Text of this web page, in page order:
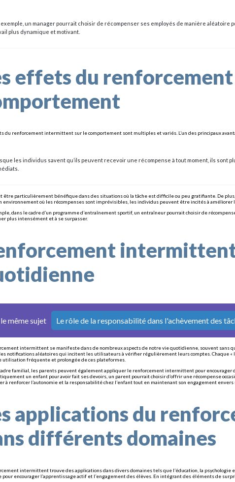
exemple, un manager pourrait choisir de récompenser ses employés de manière
plus dynamique et motivant.
effets du
du renforcement intermittent sur le comportement sont multiples et variés. L’un des principaux
les individus savent qu’ils peuvent recevoir une récompense à tout moment, ils sont
être particulièrement bénéfique dans des situations où la tâche est difficile ou peu gratifiante. De
environnement où les récompenses sont imprévisibles, les individus peuvent être incités à améliorer
dans le cadre d’un programme d’entraînement sportif, un entraîneur pourrait choisir de
plus intensément et à se surpasser.
même sujet Le rôle de la responsabilité dans l'achèvement des
intermittent se manifeste dans de nombreux aspects de notre vie quotidienne, souvent sans
notifications aléatoires qui incitent les utilisateurs à vérifier régulièrement leurs comptes. Chaque
utilisation fréquente et prolongée de ces plateformes.
familial, les parents peuvent également appliquer le renforcement intermittent pour
un enfant pour avoir fait ses devoirs, un parent pourrait choisir d’offrir une récompense
à renforcer l’autonomie et la responsabilité chez l’enfant tout en maintenant son engagement envers
applications du
différents domaines
intermittent trouve des applications dans divers domaines tels que l’éducation, la
pour encourager l’apprentissage actif et l’engagement des élèves. En intégrant des éléments de